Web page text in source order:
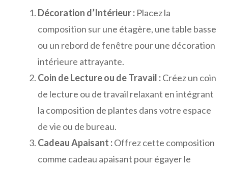
Décoration d’Intérieur : Placez la
composition sur une étagère, une table basse
ou un rebord de fenêtre pour une décoration
intérieure attrayante.
Coin de Lecture ou de Travail :Créez un coin
de lecture ou de travail relaxant en intégrant
la composition de plantes dans votre espace
de vie ou de bureau.
Cadeau Apaisant :Offrez cette composition
comme cadeau apaisant pour égayer le